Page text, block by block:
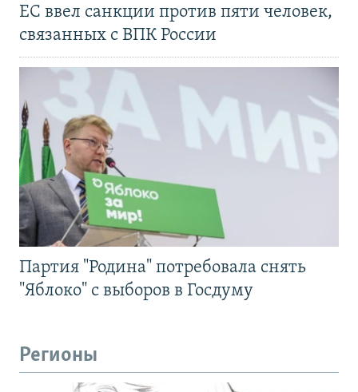
ЕС ввел санкции против пяти человек,
связанных с ВПК России
Партия "Родина" потребовала снять
"Яблоко" с выборов в Госдуму
Регионы